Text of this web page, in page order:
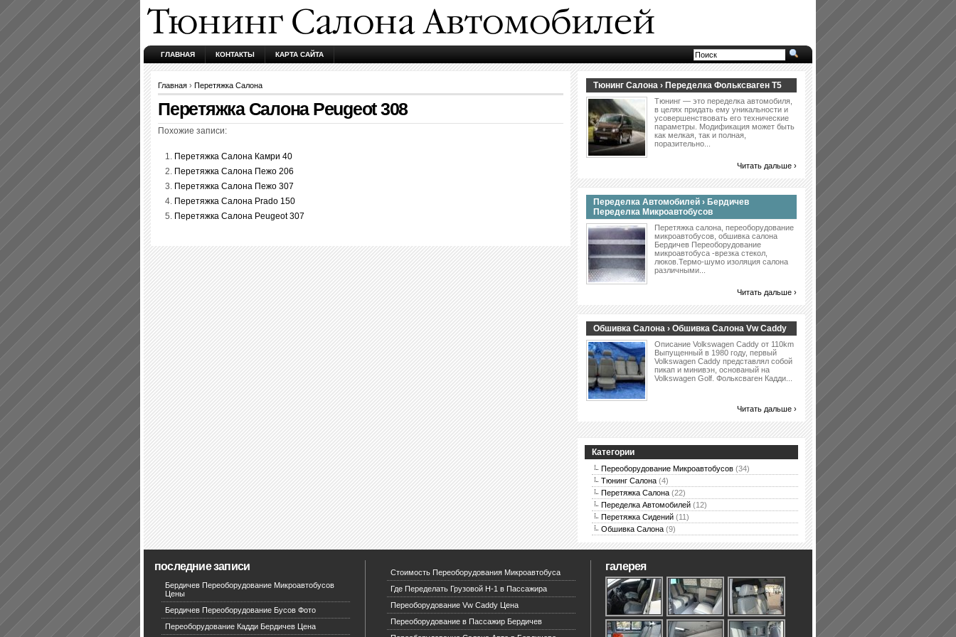
ГЛАВНАЯ КОНТАКТЫ КАРТА САЙТА
Главная › Перетяжка Салона
Перетяжка Салона Peugeot 308
Похожие записи:
Перетяжка Салона Камри 40
Перетяжка Салона Пежо 206
Перетяжка Салона Пежо 307
Перетяжка Салона Prado 150
Перетяжка Салона Peugeot 307
Тюнинг Салона › Переделка Фольксваген Т5
Тюнинг — это переделка автомобиля,
в целях придать ему уникальности и
усовершенствовать его технические
параметры. Модификация может быть
как мелкая, так и полная,
поразительно...
Читать дальше ›
Переделка Автомобилей › Бердичев
Переделка Микроавтобусов
Перетяжка салона, переоборудование
микроавтобусов, обшивка салона
Бердичев Переоборудование
микроавтобуса -врезка стекол,
люков.Термо-шумо изоляция салона
различными...
Читать дальше ›
Обшивка Салона › Обшивка Салона Vw Caddy
Описание Volkswagen Caddy от 110km
Выпущенный в 1980 году, первый
Volkswagen Caddy представлял собой
пикап и минивэн, основаный на
Volkswagen Golf. Фольксваген Кадди...
Читать дальше ›
Категории
Переоборудование Микроавтобусов (34)
Тюнинг Салона (4)
Перетяжка Салона (22)
Переделка Автомобилей (12)
Перетяжка Сидений (11)
Обшивка Салона (9)
последние записи
Бердичев Переоборудование Микроавтобусов
Цены
Бердичев Переоборудование Бусов Фото
Переоборудование Кадди Бердичев Цена
Стоимость Переоборудования Микроавтобуса
Где Переделать Грузовой Н-1 в Пассажира
Переоборудование Vw Caddy Цена
Переоборудование в Пассажир Бердичев
галерея